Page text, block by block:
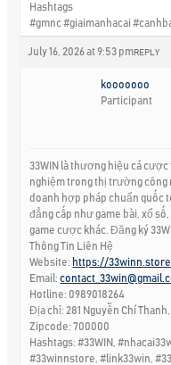
Hashtags
#gmnc #giaimanhacai
July 16, 2026 at 9:53 pm REPLY
kooooooo
Participant
33WIN là thương hiệu cá
nghiệm trong thị trường công
doanh hợp pháp chuẩn quốc
đẳng cấp như game bài, xổ
game cược khác. Đăng ký
Thông Tin Liên Hệ
Website: https://
Email:
Hotline: 0989018264
Địa chỉ: 281 Nguyễn Chí
Zipcode: 700000
Hashtags: #33WIN,
#33winnstore, #link33win,